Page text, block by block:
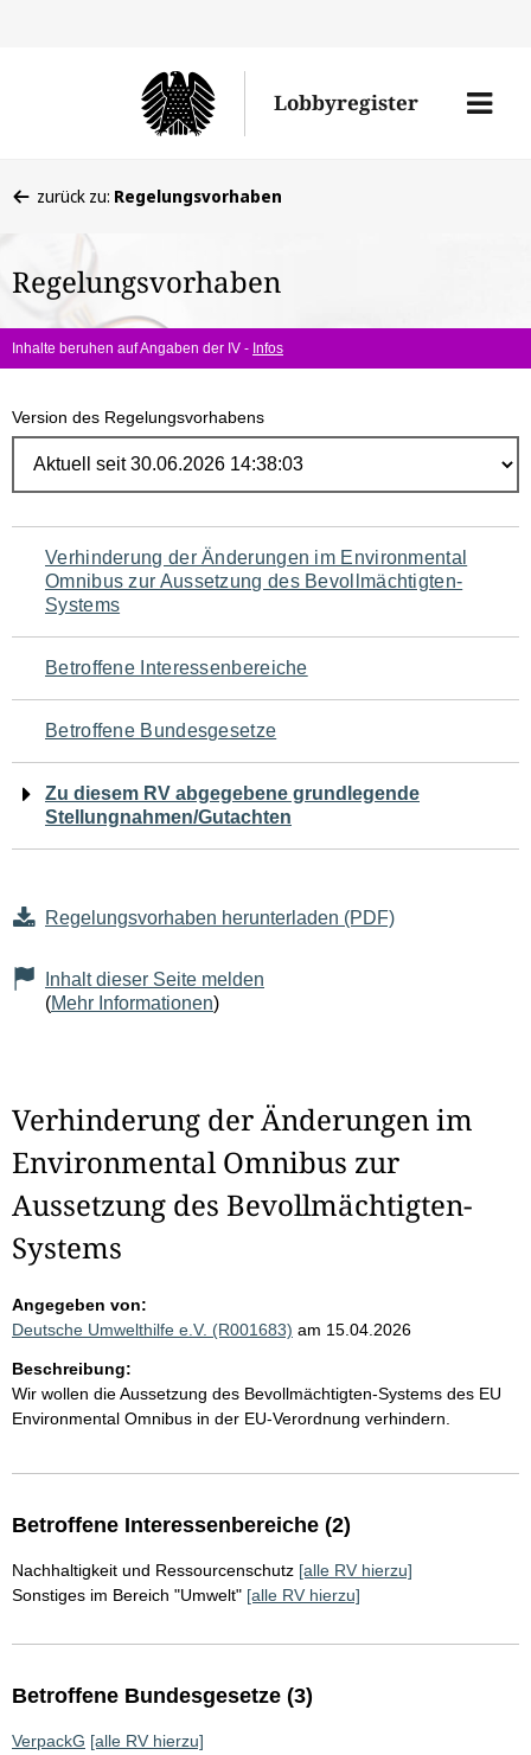
Lobbyregister
Menü
befinden
hier:
zurück zu: Regelungsvorhaben
Regelungsvorhaben
Inhalte beruhen auf Angaben der IV - Infos
Version des Regelungsvorhabens
Navigation
für
den
Seiteninhalt
Verhinderung der Änderungen im Environmental
Omnibus zur Aussetzung des Bevollmächtigten-
Systems
Betroffene Interessenbereiche
Betroffene Bundesgesetze
Zu diesem RV abgegebene grundlegende
Stellungnahmen/Gutachten
Regelungsvorhaben herunterladen (PDF)
Inhalt dieser Seite melden
(Mehr Informationen)
Verhinderung der Änderungen im
Environmental Omnibus zur
Aussetzung des Bevollmächtigten-
Systems
Angegeben von:
Deutsche Umwelthilfe e.V. (R001683) am 15.04.2026
Beschreibung:
Wir wollen die Aussetzung des Bevollmächtigten-Systems des EU
Environmental Omnibus in der EU-Verordnung verhindern.
Betroffene Interessenbereiche (2)
Nachhaltigkeit und Ressourcenschutz [alle RV hierzu]
Sonstiges im Bereich "Umwelt" [alle RV hierzu]
Betroffene Bundesgesetze (3)
VerpackG [alle RV hierzu]